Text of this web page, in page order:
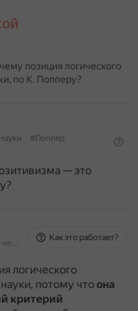
позиция логического
по К. Попперу?
#Поппер
— это
На основе источников, возможны неточности
Как это работает?
логического
потому чтоона
критерий